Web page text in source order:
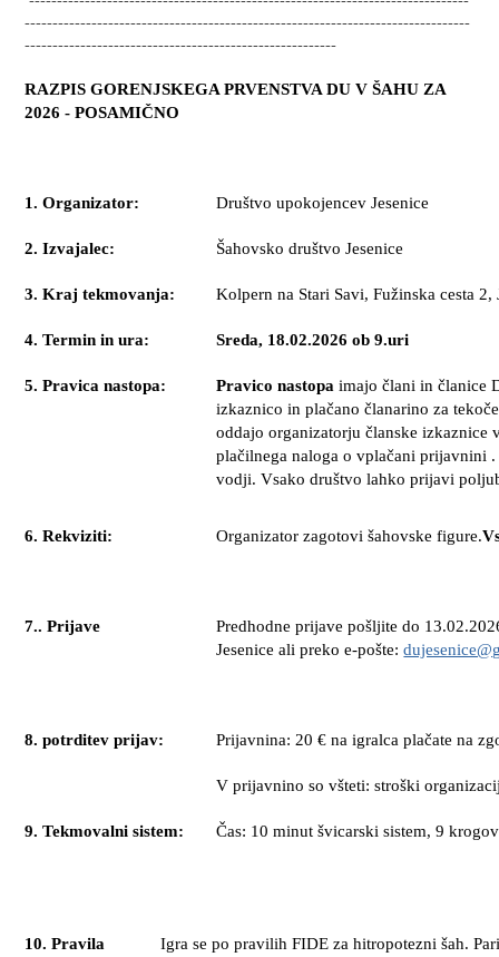
--------------------------------------------------------------------------------
--------------------------------------------------------
RAZPIS GORENJSKEGA PRVENSTVA DU V ŠAHU ZA
2026 - POSAMIČNO
1. Organizator: Društvo upokojencev Jesenice
2. Izvajalec: Šahovsko društvo Jesenice
3. Kraj tekmovanja: Kolpern na Stari Savi, Fužinska cesta 2,
4. Termin in ura: Sreda, 18.02.2026 ob 9.uri
5. Pravica nastopa: Pravico nastopaimajo člani in članice
izkaznico in plačano članarino za
oddajo organizatorju članske izkaznice
plačilnega naloga o vplačani prijavnini
vodji. Vsako društvo lahko prijavi
6. Rekviziti: Organizator zagotovi šahovske figure.
7.. Prijave Predhodne prijave pošljite do 13.02.202
Jesenice ali preko e-pošte:
8. potrditev prijav: Prijavnina: 20 € naigralca plačate na
V prijavnino so všteti: stroški
9. Tekmovalni sistem: Čas: 10 minut švicarski sistem,9
10. Pravila
Igra se po pravilih FIDE za hitropotezni šah.